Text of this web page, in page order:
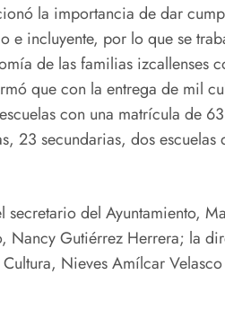
la importancia de dar
e incluyente, por lo que se
de las familias izcallenses
que con la entrega de mil
con una matrícula de
23 secundarias, dos escuelas
del Ayuntamiento,
Nancy Gutiérrez Herrera; la
Nieves Amílcar Velasco